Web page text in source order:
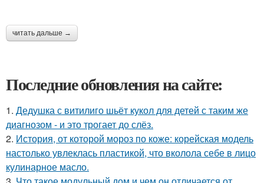
читать дальше →
Последние обновления на сайте:
1. Дедушка с витилиго шьёт кукол для детей с таким же
диагнозом - и это трогает до слёз.
2. История, от которой мороз по коже: корейская модель
настолько увлеклась пластикой, что вколола себе в лицо
кулинарное масло.